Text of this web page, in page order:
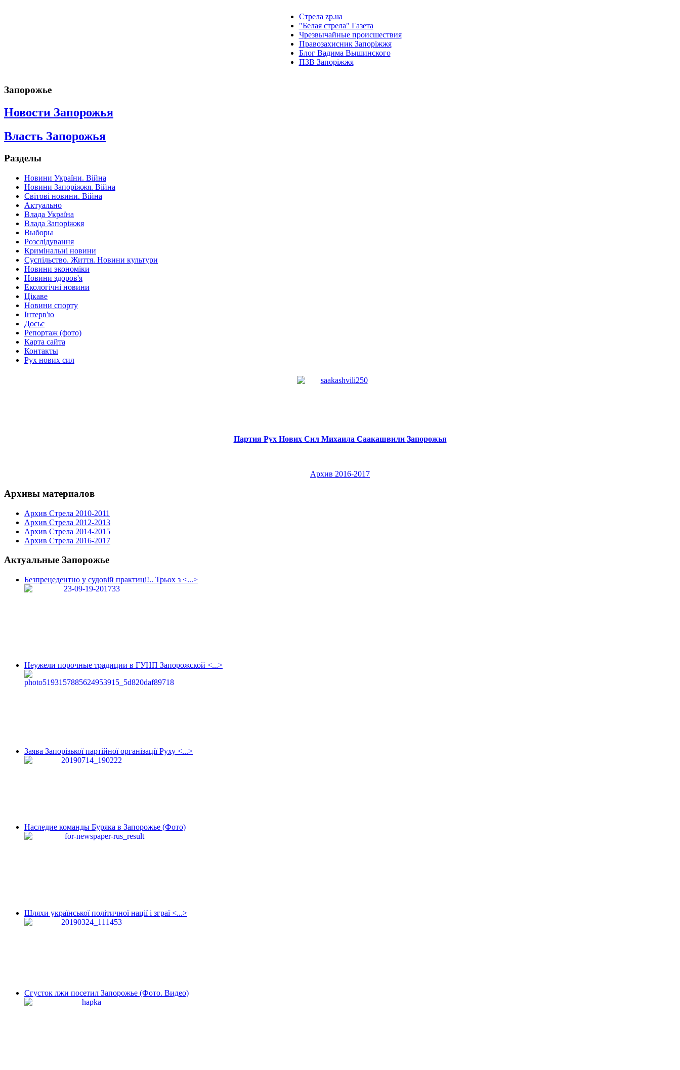
Стрела zp.ua
"Белая стрела" Газета
Чрезвычайные происшествия
Правозахисник Запоріжжя
Блог Вадима Вышинского
ПЗВ Запоріжжя
Запорожье
Новости Запорожья
Власть Запорожья
Разделы
Новини України. Війна
Новини Запоріжжя. Війна
Світові новини. Війна
Актуально
Влада Україна
Влада Запоріжжя
Выборы
Розслідування
Кримінальні новини
Суспільство. Життя. Новини культури
Новини экономіки
Новини здоров'я
Екологічні новини
Цікаве
Новини спорту
Інтерв'ю
Досьє
Репортаж (фото)
Карта сайта
Контакты
Рух нових сил
Партия Рух Нових Сил Михаила Саакашвили Запорожья
Архив 2016-2017
Архивы материалов
Архив Стрела 2010-2011
Архив Стрела 2012-2013
Архив Стрела 2014-2015
Архив Стрела 2016-2017
Актуальные Запорожье
Безпрецедентно у судовій практиці!.. Трьох з <...>
Неужели порочные традиции в ГУНП Запорожской <...>
Заява Запорізької партійної організації Руху <...>
Наследие команды Буряка в Запорожье (Фото)
Шляхи української політичної нації і зграї <...>
Сгусток лжи посетил Запорожье (Фото. Видео)